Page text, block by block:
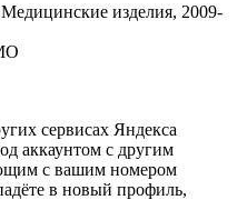
изделия, 2009-
сервисах Яндекса
аккаунтом с другим
с вашим номером
в новый профиль,